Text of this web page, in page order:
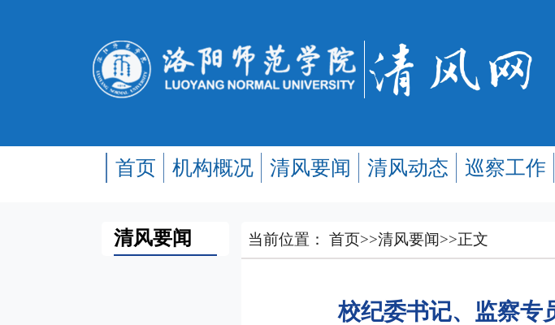
首页 机构概况 清风要闻 清风动态 巡察工作
清风要闻 当前位置：首页>>清风要闻>>正文
校纪委书记、监察专